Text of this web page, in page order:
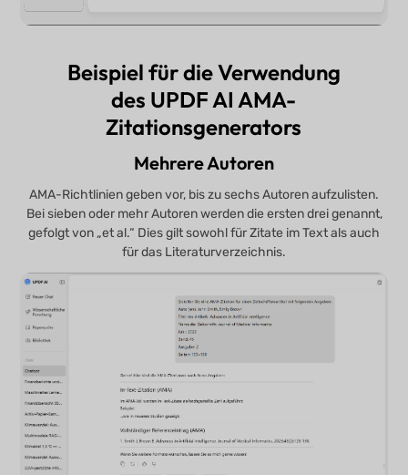
Beispiel für die Verwendung
des UPDF AI AMA-
Zitationsgenerators
Mehrere Autoren
AMA-Richtlinien geben vor, bis zu sechs Autoren aufzulisten.
Bei sieben oder mehr Autoren werden die ersten drei genannt,
gefolgt von „et al.“ Dies gilt sowohl für Zitate im Text als auch
für das Literaturverzeichnis.